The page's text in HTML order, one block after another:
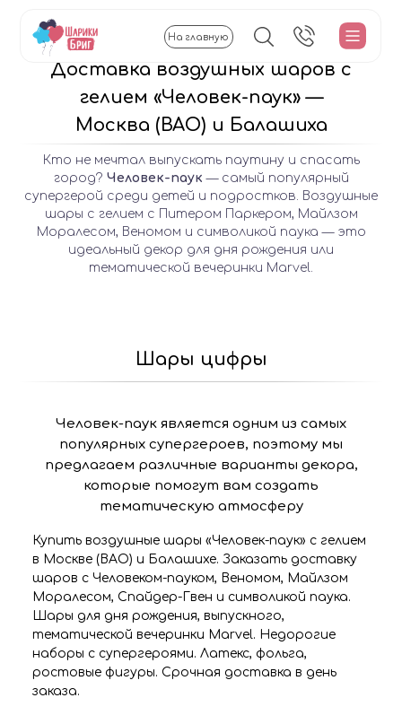
На главную
Доставка воздушных шаров с
гелием «Человек-паук» —
Москва (ВАО) и Балашиха
Кто не мечтал выпускать паутину и спасать
город? Человек-паук — самый популярный
супергерой среди детей и подростков. Воздушные
шары с гелием с Питером Паркером, Майлзом
Моралесом, Веномом и символикой паука — это
идеальный декор для дня рождения или
тематической вечеринки Marvel.
Шары цифры
Купить воздушные шары «Человек-паук» с гелием
в Москве (ВАО) и Балашихе. Заказать доставку
шаров с Человеком-пауком, Веномом, Майлзом
Моралесом, Спайдер-Гвен и символикой паука.
Шары для дня рождения, выпускного,
тематической вечеринки Marvel. Недорогие
наборы с супергероями. Латекс, фольга,
ростовые фигуры. Срочная доставка в день
заказа.
Человек-паук является одним из самых
популярных супергероев, поэтому мы
предлагаем различные варианты декора,
которые помогут вам создать
тематическую атмосферу